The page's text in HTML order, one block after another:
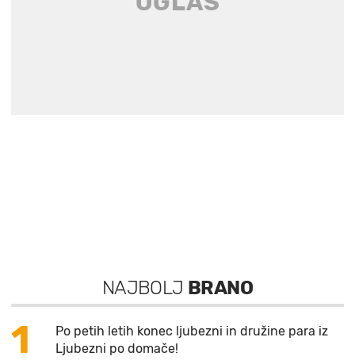
NAJBOLJ BRANO
1
Po petih letih konec ljubezni in družine para iz
Ljubezni po domače!